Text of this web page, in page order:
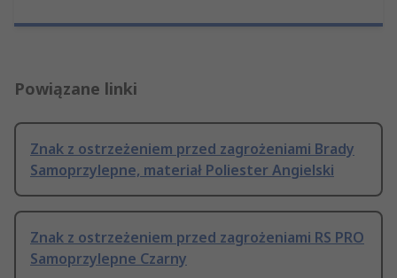
Powiązane linki
Znak z ostrzeżeniem przed zagrożeniami Brady
Samoprzylepne, materiał Poliester Angielski
Znak z ostrzeżeniem przed zagrożeniami RS PRO
Samoprzylepne Czarny